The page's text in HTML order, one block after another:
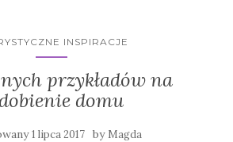
INSPIRACJE
przykładów na
domu
1 lipca 2017 by Magda